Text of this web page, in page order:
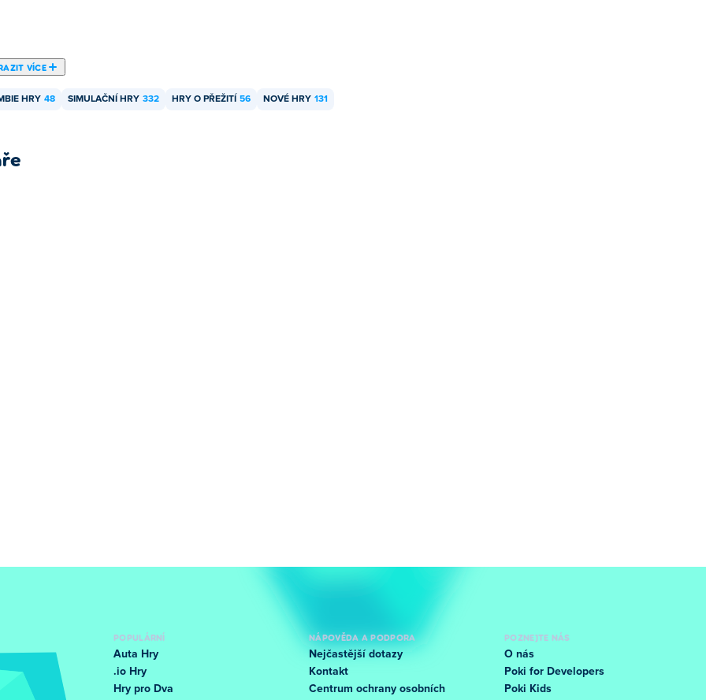
VÍCE
HRY 48 SIMULAČNÍ HRY 332 HRY O PŘEŽITÍ 56 NOVÉ HRY 131
POPULÁRNÍ
Auta Hry
.io Hry
Hry pro Dva
NÁPOVĚDA A PODPORA
Nejčastější dotazy
Kontakt
Centrum ochrany osobních
POZNEJTE NÁS
O nás
Poki for Developers
Poki Kids